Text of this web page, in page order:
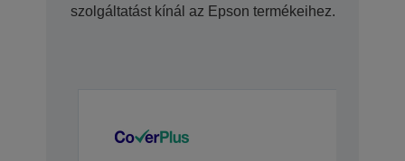
szolgáltatást kínál az Epson termékeihez.